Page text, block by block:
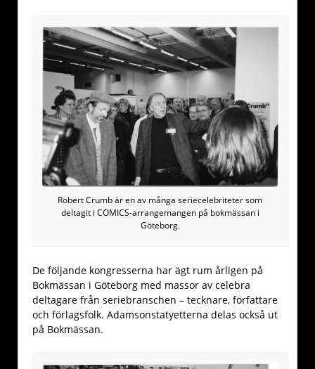
Robert Crumb är en av många seriecelebriteter som
deltagit i COMICS-arrangemangen på bokmässan i
Göteborg.
De följande kongresserna har ägt rum årligen på
Bokmässan i Göteborg med massor av celebra
deltagare från seriebranschen – tecknare, författare
och förlagsfolk. Adamsonstatyetterna delas också ut
på Bokmässan.